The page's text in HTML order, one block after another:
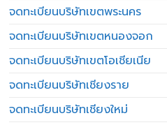
จดทะเบียนบริษัทเขตพระนคร
จดทะเบียนบริษัทเขตหนองจอก
จดทะเบียนบริษัทเขตโอเชียเนีย
จดทะเบียนบริษัทเชียงราย
จดทะเบียนบริษัทเชียงใหม่